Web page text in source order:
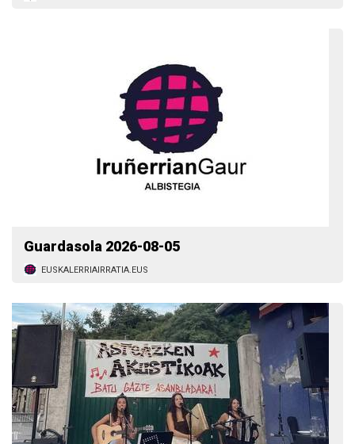
Guardasola 2026-08-05
EUSKALERRIAIRRATIA.EUS